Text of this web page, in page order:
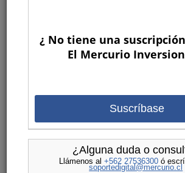
¿ No tiene una
El Mercurio
Suscríbase
¿Alguna duda o
Llámenos al +562 27536300ó
soportedigital@mercurio.cl